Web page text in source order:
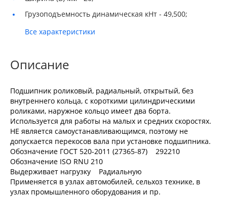
Грузоподъемность динамическая кНт - 49,500;
Все характеристики
Описание
Подшипник роликовый, радиальный, открытый, без
внутреннего кольца, с короткими цилиндрическими
роликами, наружное кольцо имеет два борта.
Используется для работы на малых и средних скоростях.
НЕ является самоустанавливающимся, поэтому не
допускается перекосов вала при установке подшипника.
Обозначение ГОСТ 520-2011 (27365-87) 292210
Обозначение ISO RNU 210
Выдерживает нагрузку Радиальную
Применяется в узлах автомобилей, сельхоз технике, в
узлах промышленного оборудования и пр.